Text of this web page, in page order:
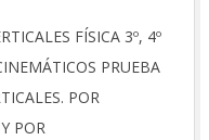
FÍSICA 3º, 4º
PRUEBA
POR
POR